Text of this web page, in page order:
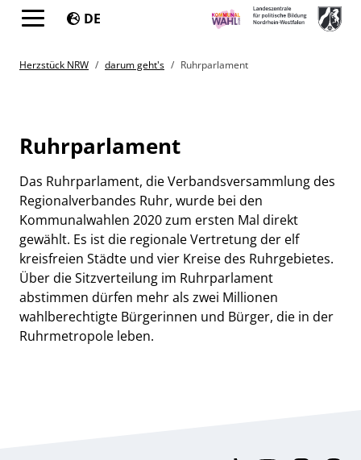
Springe direkt zu:
DE
You are here:
Herzstück NRW darum geht's Ruhrparlament
Ruhrparlament
Das Ruhrparlament, die Verbandsversammlung des
Regionalverbandes Ruhr, wurde bei den
Kommunalwahlen 2020 zum ersten Mal direkt
gewählt. Es ist die regionale Vertretung der elf
kreisfreien Städte und vier Kreise des Ruhrgebietes.
Über die Sitzverteilung im Ruhrparlament
abstimmen dürfen mehr als zwei Millionen
wahlberechtigte Bürgerinnen und Bürger, die in der
Ruhrmetropole leben.